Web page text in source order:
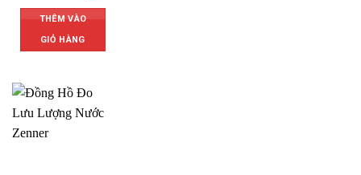
THÊM VÀO
GIỎ HÀNG